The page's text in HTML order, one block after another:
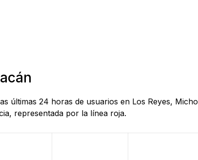
últimas 24 horas de usuarios en Los Reyes,
representada por la línea roja.